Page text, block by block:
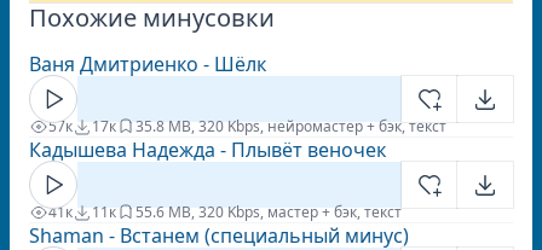
Похожие минусовки
Ваня Дмитриенко - Шёлк
57к 17к 35.8 MB, 320 Kbps, нейромастер + бэк, текст
Кадышева Надежда - Плывёт веночек
41к 11к 55.6 MB, 320 Kbps, мастер + бэк, текст
Shaman - Встанем (специальный минус)